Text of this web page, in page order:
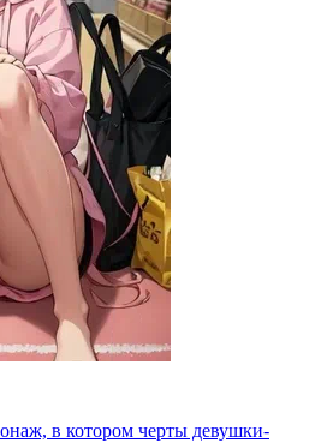
в котором черты девушки-